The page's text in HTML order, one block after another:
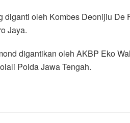
diganti oleh Kombes Deonijiu De
Jaya.
digantikan oleh AKBP Eko
Polda Jawa Tengah.